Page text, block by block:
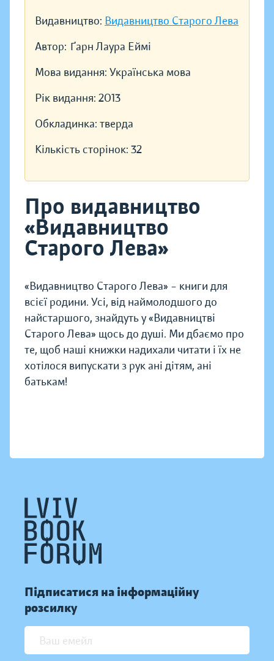
Видавництво: Видавництво Старого Лева
Автор: Ґарн Лаура Еймі
Мова видання: Українська мова
Рік видання: 2013
Обкладинка: тверда
Кількість сторінок: 32
Про видавництво
«Видавництво
Старого Лева»
«Видавництво Старого Лева» – книги для
всієї родини. Усі, від наймолодшого до
найстаршого, знайдуть у «Видавництві
Старого Лева» щось до душі. Ми дбаємо про
те, щоб наші книжки надихали читати і їх не
хотілося випускати з рук ані дітям, ані
батькам!
Підписатися на інформаційну
розсилку